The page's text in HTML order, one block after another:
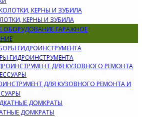
КЕРНЫ И ЗУБИЛА
ГАРАЖНОЕ
ГИДРОИНСТРУМЕНТА
ДЛЯ КУЗОВНОГО РЕМОНТА И
ДОМКРАТЫ